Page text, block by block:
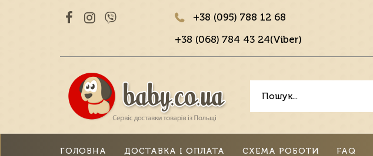
+38 (095) 788 12 68
+38 (068) 784 43 24(Viber)
ГОЛОВНА ДОСТАВКА І ОПЛАТА СХЕМА РОБОТИ FAQ